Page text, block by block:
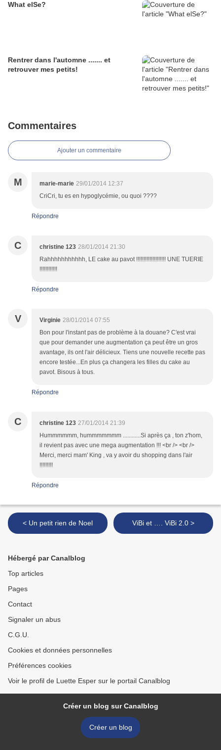
What elSe?
Rentrer dans l'automne ....... et
retrouver mes petits!
Commentaires
Ajouter un commentaire
M marie-marie 29/01/2014 12:37
CriCri, tu es en hypoglycémie, ou quoi ????
Répondre
C christine 123 28/01/2014 21:30
Rahhhhhhhhhhh, LE cake au pavot !!!!!!!!!!!!!!!!!!!! UNE TUERIE
!!!!!!!!!!!!
Répondre
V Virginie 28/01/2014 07:55
Bon pour l'instant pas de problème à la douane? C'est vrai
que pour demander une augmentation ça peut être un gros
avantage, ils ont l'air délicieux. Tiens une nouvelle recette pas
encore testée...En plus ça changera les filles du cake au
pavot. Bisous à tous.
Répondre
C christine 123 27/01/2014 21:39
Hummmmmm, hummmmmmm ............Si après ça , ton z'hom,
il revient pas avec une mega augmentation !!! <br /> <br />
Merci, merci mam' King , va y avoir du shopping dans l'air
!!!!!!!!!
Répondre
< Un petit rien de Noel ViBi et …. ViBi 2.0 >
Hébergé par Canalblog
Top articles
Pages
Contact
Signaler un abus
C.G.U.
Cookies et données personnelles
Préférences cookies
Voir le profil de Luette Esper sur le portail Canalblog
Créer un blog sur Canalblog
Créer un blog